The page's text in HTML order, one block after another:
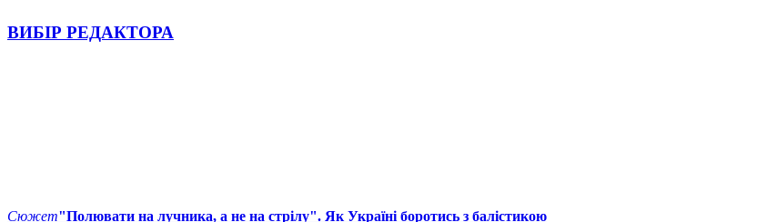
ВИБІР РЕДАКТОРА
Сюжет"Полювати на лучника, а не на стрілу". Як Україні боротись з балістикою